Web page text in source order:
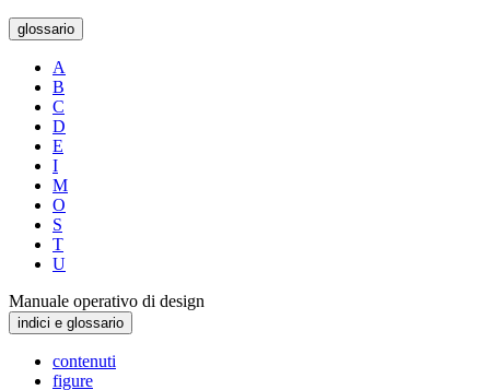
glossario
A
B
C
D
E
I
M
O
S
T
U
Manuale operativo di design
indici e glossario
contenuti
figure